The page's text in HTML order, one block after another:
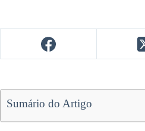
Sumário do Artigo